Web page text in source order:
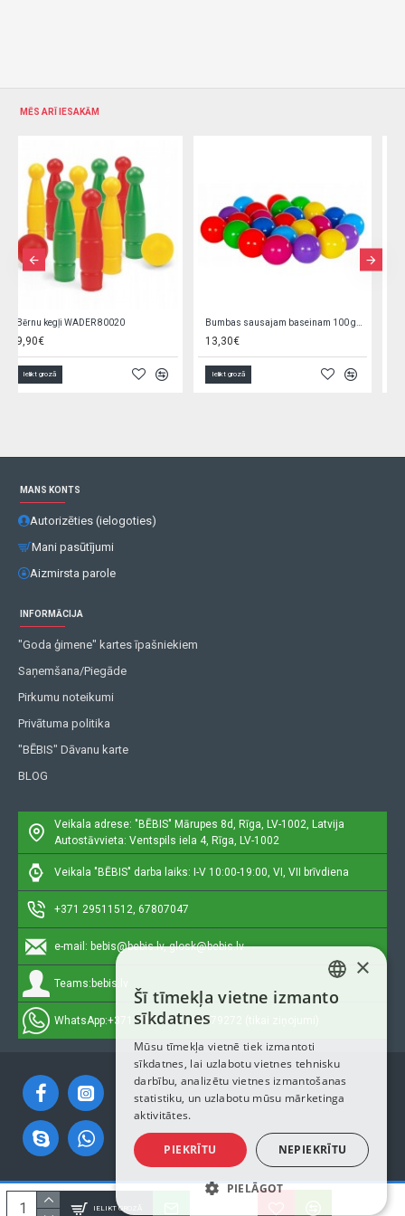
IELIKT GROZĀ
MĒS ARĪ IESAKĀM
19,90€
Ielikt grozā
Gimnastikas bumba 45 cm KX5383/2
5,50€
Ielikt grozā
MANS KONTS
Autorizēties (ielogoties)
Mani pasūtījumi
Aizmirsta parole
INFORMĀCIJA
"Goda ģimene" kartes īpašniekiem
Saņemšana/Piegāde
Pirkumu noteikumi
Privātuma politika
"BĒBIS" Dāvanu karte
BLOG
Veikala adrese: "BĒBIS" Mārupes 8d, Rīga, LV-1002, Latvija
Autostāvvieta: Ventspils iela 4, Rīga, LV-1002
Veikala "BĒBIS" darba laiks: I-V 10:00-19:00, VI, VII brīvdiena
+371 29511512, 67807047
e-mail: bebis@bebis.lv, glosk@bebis.lv
Teams: bebis.lv
WhatsApp:+371 29511512, 20579272 (tikai ziņojumi)
Autortiesības © 2023, Bebis.lv, Visas tiesības aizsargātas
LATVIAN
ENGLISH
×
Šī tīmekļa vietne izmanto
sīkdatnes
Mūsu tīmekļa vietnē tiek izmantoti
sīkdatnes, lai uzlabotu vietnes tehnisku
darbību, analizētu vietnes izmantošanas
statistiku, un uzlabotu mūsu mārketinga
aktivitātes.
PIEKRĪTU NEPIEKRĪTU
PIELĀGOT